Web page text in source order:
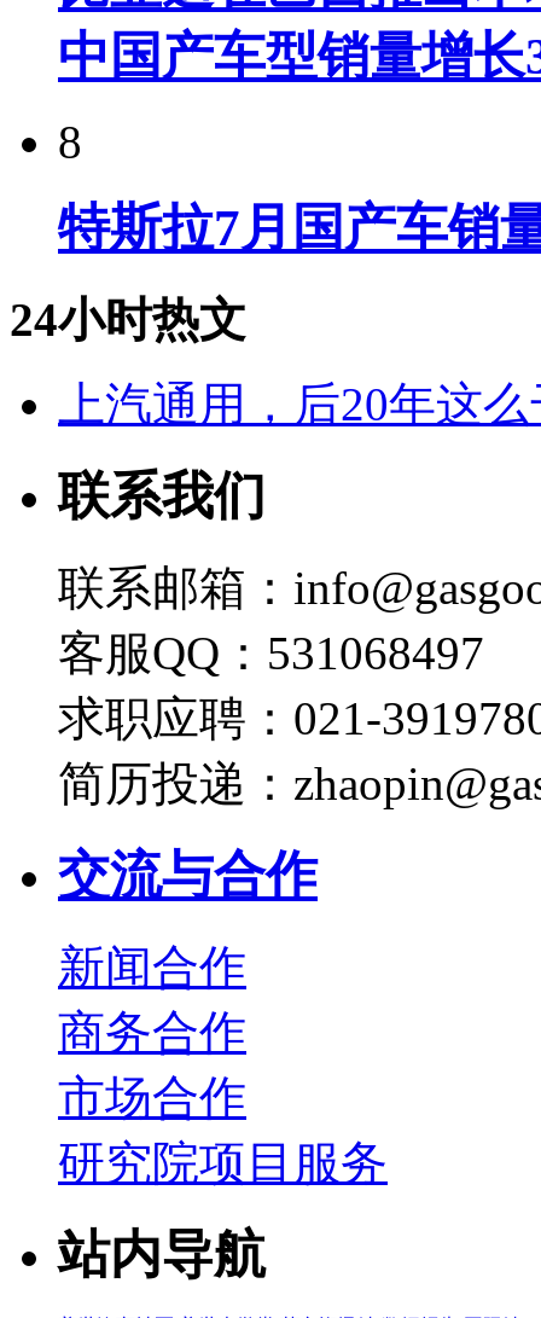
中国产车型销量增长
8
特斯拉7月国产车销
24小时热文
上汽通用，后20年这
联系我们
联系邮箱：
客服QQ：531068497
求职应聘：021-
简历投递：
交流与合作
新闻合作
商务合作
市场合作
研究院项目服务
站内导航